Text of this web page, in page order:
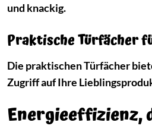
und knackig.
Praktische Türfächer
Die praktischen Türfächer
Zugriff auf Ihre
Energieeffizienz,